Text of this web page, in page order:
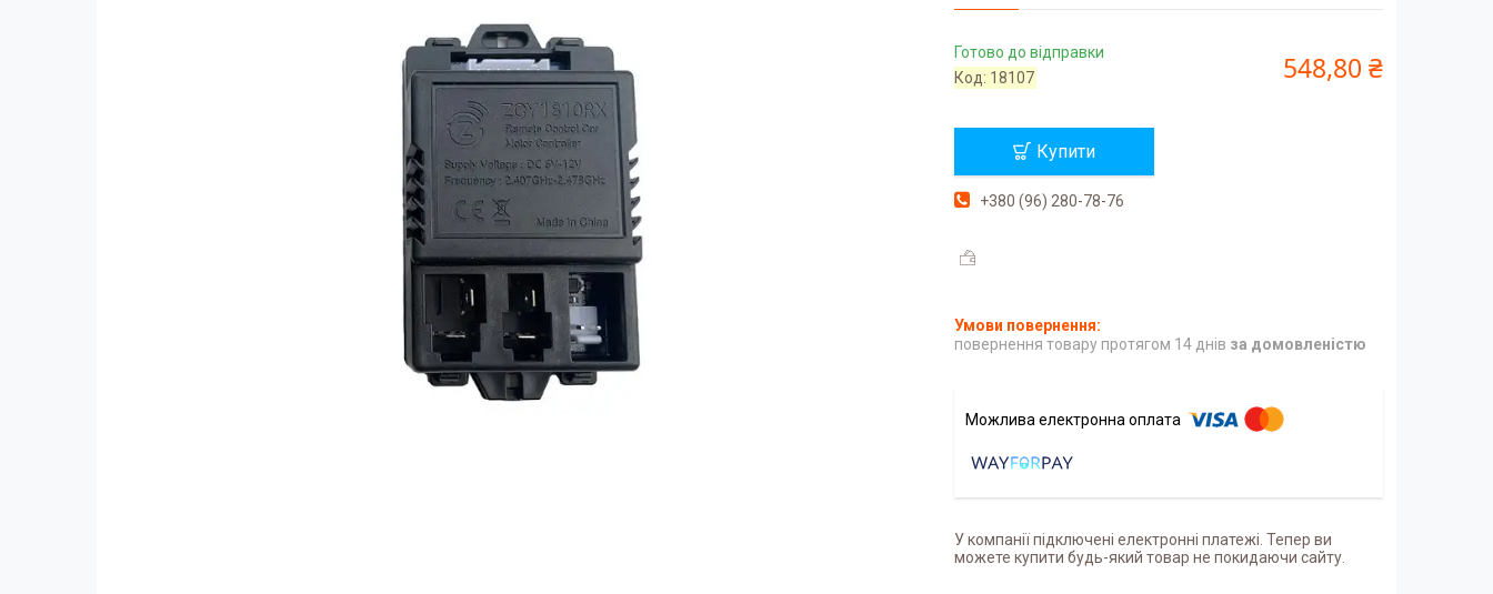
Готово до відправки
Код: 18107 548,80 ₴
Купити
+380 (96) 280-78-76
повернення товару протягом 14 днів за домовленістю
У компанії підключені електронні платежі. Тепер ви
можете купити будь-який товар не покидаючи сайту.